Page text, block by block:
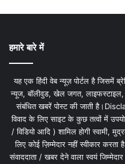
हमारे बारे में
यह एक हिंदी वेब न्यूज़ पोर्टल है जिसमें
न्यूज, बॉलीवुड, खेल जगत, लाइफस्टाइल,
संबंधित खबरें पोस्ट की जाती
विवाद के लिए साइट के कुछ तत्वों में
/ विडियो आदि ) शामिल होगी स्वामी,
लिए कोई ज़िम्मेदार नहीं स्वीकार
संवाददाता / खबर देने वाला स्वयं